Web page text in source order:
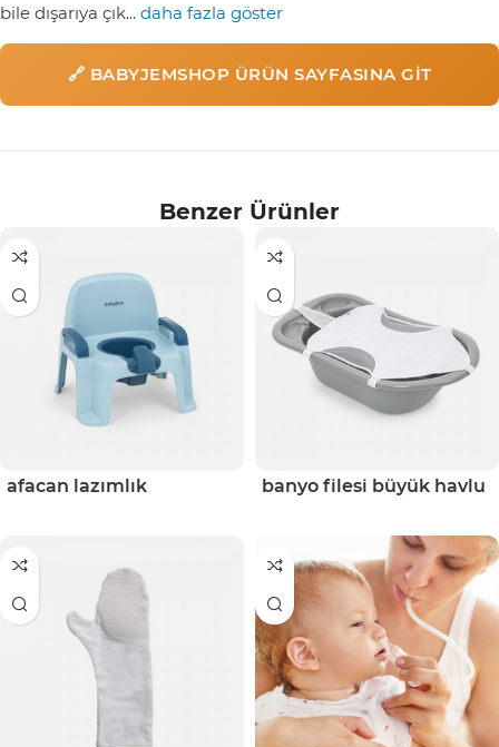
bile dışarıya çık... daha fazla göster
🔗 BABYJEMSHOP ÜRÜN SAYFASINA GIT
Benzer Ürünler
afacan lazımlık banyo filesi büyük havlu